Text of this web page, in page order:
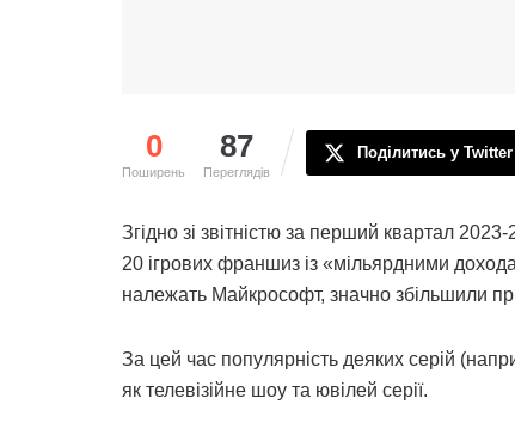
0
Поширень
87
Переглядів
Поділитись у Twitter
Згідно зі звітністю за перший квартал
20 ігрових франшиз із «мільярдними
належать Майкрософт, значно збільшили
За цей час популярність деяких серій
як телевізійне шоу та ювілей серії.